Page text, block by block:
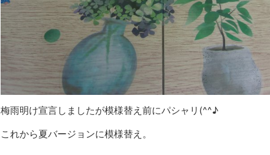
梅雨明け宣言しましたが模様替え前にパシャリ(^^♪
これから夏バージョンに模様替え。